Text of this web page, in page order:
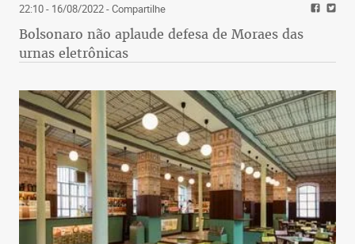
22:10 - 16/08/2022- Compartilhe
Bolsonaro não aplaude defesa de Moraes das
urnas eletrônicas